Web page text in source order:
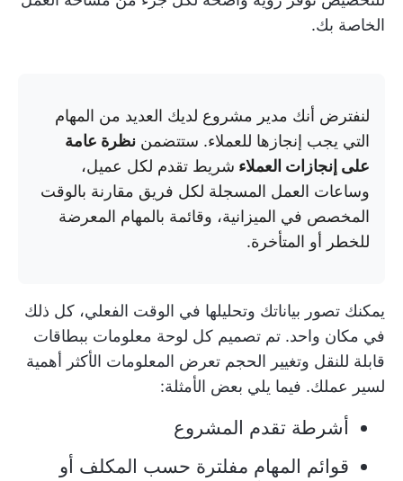
الخاصة بك.
لنفترض أنك مدير مشروع لديك العديد من المهام
التي يجب إنجازها للعملاء. ستتضمن نظرة عامة
على إنجازات العملاء شريط تقدم لكل عميل،
وساعات العمل المسجلة لكل فريق مقارنة بالوقت
المخصص في الميزانية، وقائمة بالمهام المعرضة
للخطر أو المتأخرة.
يمكنك تصور بياناتك وتحليلها في الوقت الفعلي، كل ذلك
في مكان واحد. تم تصميم كل لوحة معلومات ببطاقات
قابلة للنقل وتغيير الحجم تعرض المعلومات الأكثر أهمية
لسير عملك. فيما يلي بعض الأمثلة:
أشرطة تقدم المشروع
قوائم المهام مفلترة حسب المكلف أو